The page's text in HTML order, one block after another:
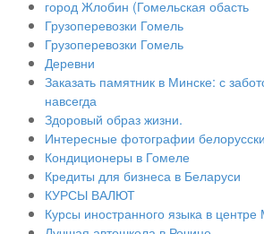
город Жлобин (Гомельская обасть
Грузоперевозки Гомель
Грузоперевозки Гомель
Деревни
Заказать памятник в Минске: с
навсегда
Здоровый образ жизни.
Интересные фотографии
Кондиционеры в Гомеле
Кредиты для бизнеса в Беларуси
КУРСЫ ВАЛЮТ
Курсы иностранного языка в центре